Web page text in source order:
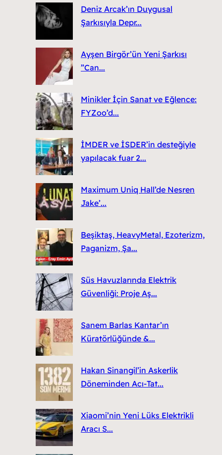
Deniz Arcak’ın Duygusal
Şarkısıyla Depr...
Ayşen Birgör’ün Yeni Şarkısı
”Can...
Minikler İçin Sanat ve Eğlence:
FYZoo’d...
İMDER ve İSDER’in desteğiyle
yapılacak fuar 2...
Maximum Uniq Hall’de Nesren
Jake’...
Beşiktaş, HeavyMetal, Ezoterizm,
Paganizm, Şa...
Süs Havuzlarında Elektrik
Güvenliği: Proje Aş...
Sanem Barlas Kantar’ın
Küratörlüğünde &...
Hakan Sinangil’in Askerlik
Döneminden Acı-Tat...
Xiaomi’nin Yeni Lüks Elektrikli
Aracı S...